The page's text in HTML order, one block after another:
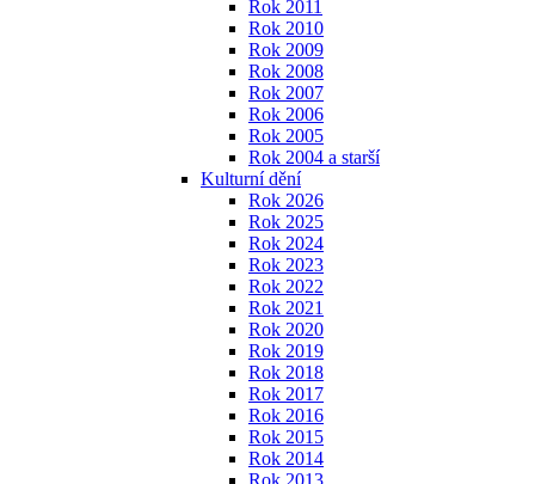
Rok 2011
Rok 2010
Rok 2009
Rok 2008
Rok 2007
Rok 2006
Rok 2005
Rok 2004 a starší
Kulturní dění
Rok 2026
Rok 2025
Rok 2024
Rok 2023
Rok 2022
Rok 2021
Rok 2020
Rok 2019
Rok 2018
Rok 2017
Rok 2016
Rok 2015
Rok 2014
Rok 2013